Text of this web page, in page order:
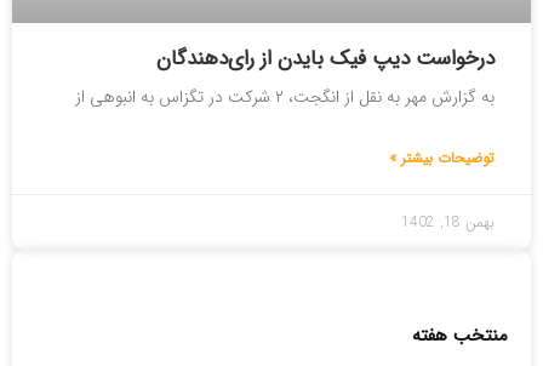
درخواست دیپ‌ فیک بایدن از رای‌دهندگان
به گزارش مهر به نقل از انگجت، ۲ شرکت در تگزاس به انبوهی از
توضیحات بیشتر »
بهمن 18, 1402
منتخب هفته